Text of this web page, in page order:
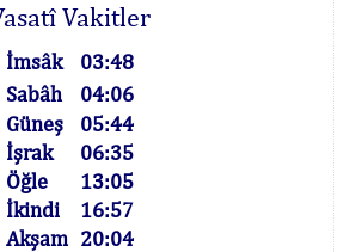
Vakitler
İmsâk
03:48
Sabâh
04:06
Güneş
05:44
İşrak
06:35
Öğle
13:05
İkindi
16:57
Akşam 20:04